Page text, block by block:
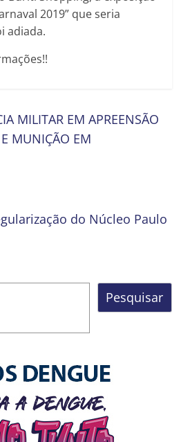
2019” que seria
adiada.
MILITAR EM APREENSÃO
MUNIÇÃO EM
do Núcleo Paulo
Pesquisar